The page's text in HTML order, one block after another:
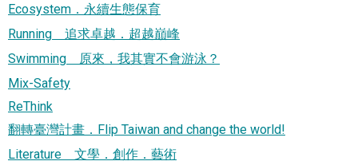
Ecosystem．永續生態保育
Running 追求卓越．超越巔峰
Swimming 原來，我其實不會游泳？
Mix-Safety
ReThink
翻轉臺灣計畫．Flip Taiwan and change the world!
Literature 文學．創作．藝術